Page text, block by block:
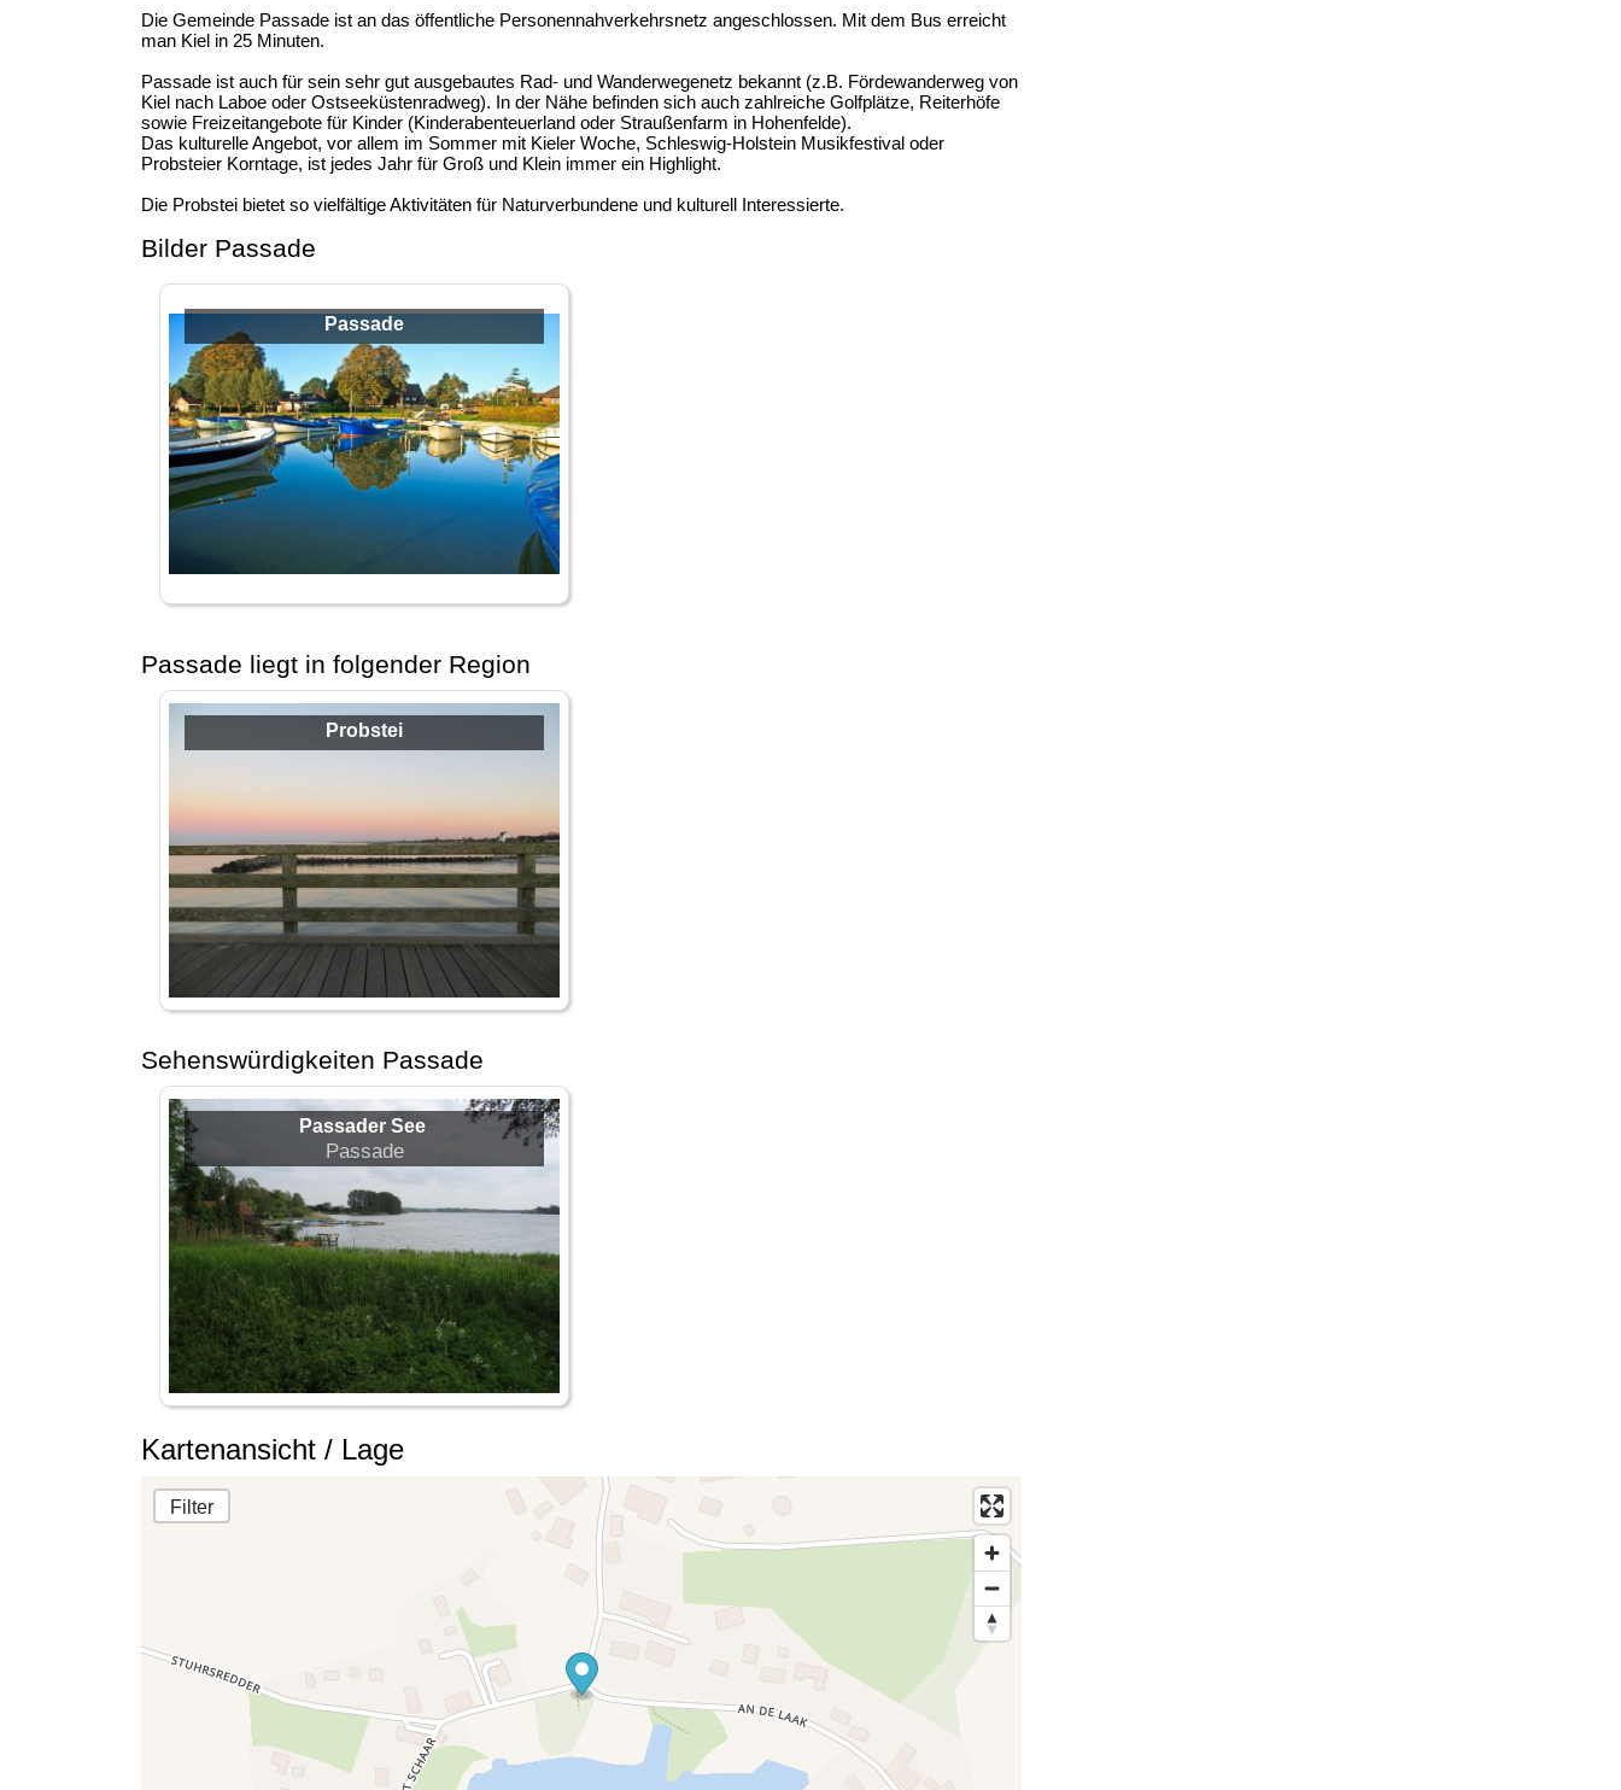
Die Gemeinde Passade ist an das öffentliche Personennahverkehrsnetz angeschlossen. Mit dem Bus erreicht
man Kiel in 25 Minuten.
Passade ist auch für sein sehr gut ausgebautes Rad- und Wanderwegenetz bekannt (z.B. Fördewanderweg von
Kiel nach Laboe oder Ostseeküstenradweg). In der Nähe befinden sich auch zahlreiche Golfplätze, Reiterhöfe
sowie Freizeitangebote für Kinder (Kinderabenteuerland oder Straußenfarm in Hohenfelde).
Das kulturelle Angebot, vor allem im Sommer mit Kieler Woche, Schleswig-Holstein Musikfestival oder
Probsteier Korntage, ist jedes Jahr für Groß und Klein immer ein Highlight.
Die Probstei bietet so vielfältige Aktivitäten für Naturverbundene und kulturell Interessierte.
Bilder Passade
Passade
Passade liegt in folgender Region
Probstei
Sehenswürdigkeiten Passade
Passader See
Passade
Kartenansicht / Lage
Filter